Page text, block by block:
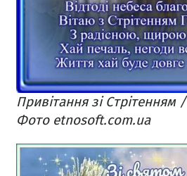
Привітання зі Стрітенням /
Фото etnosoft.com.ua